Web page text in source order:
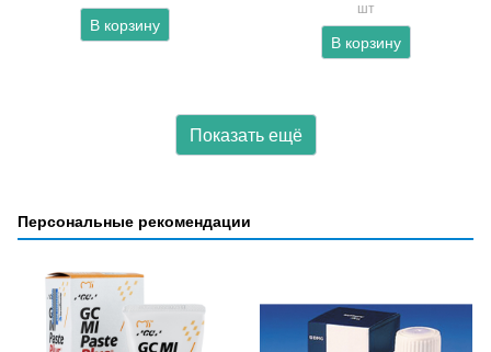
В корзину
шт
В корзину
Показать ещё
Персональные рекомендации